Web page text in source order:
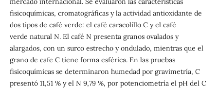
fisicoquímicas, cromatográficas y la actividad antioxidante de
dos tipos de café verde: el café caracolillo C y el café
verde natural N. El café N presenta granos ovalados y
alargados, con un surco estrecho y ondulado, mientras que el
grano de cafe C tiene forma esférica. En las pruebas
fisicoquímicas se determinaron humedad por gravimetría, C
presentó 11,51 % y el N 9,79 %, por potenciometría el pH del C